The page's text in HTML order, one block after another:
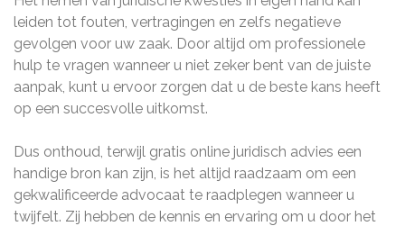
leiden tot fouten, vertragingen en zelfs negatieve
gevolgen voor uw zaak. Door altijd om professionele
hulp te vragen wanneer u niet zeker bent van de juiste
aanpak, kunt u ervoor zorgen dat u de beste kans heeft
op een succesvolle uitkomst.
Dus onthoud, terwijl gratis online juridisch advies een
handige bron kan zijn, is het altijd raadzaam om een
gekwalificeerde advocaat te raadplegen wanneer u
twijfelt. Zij hebben de kennis en ervaring om u door het